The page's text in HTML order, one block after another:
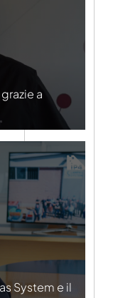
a
System e il